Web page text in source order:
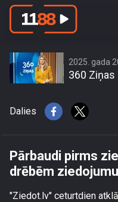
Pārbaudi
2025. gada
360 Ziņas
Dalies
Pārbaudi pirms
drēbēm
"Ziedot.lv" ceturtdien